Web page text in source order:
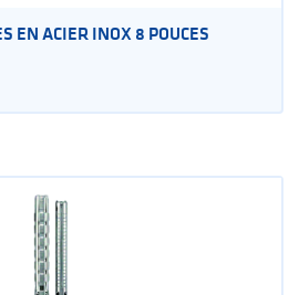
EN ACIER INOX 8 POUCES